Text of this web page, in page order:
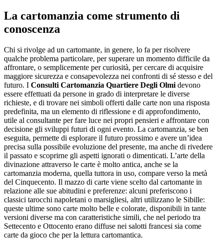
La cartomanzia come strumento di
conoscenza
Chi si rivolge ad un cartomante, in genere, lo fa per risolvere
qualche problema particolare, per superare un momento difficile da
affrontare, o semplicemente per curiosità, per cercare di acquisire
maggiore sicurezza e consapevolezza nei confronti di sé stesso e del
futuro. I Consulti Cartomanzia Quartiere Degli Olmi devono
essere effettuati da persone in grado di interpretare le diverse
richieste, e di trovare nei simboli offerti dalle carte non una risposta
predefinita, ma un elemento di riflessione e di approfondimento,
utile al consultante per fare luce nei propri pensieri e affrontare con
decisione gli sviluppi futuri di ogni evento. La cartomanzia, se ben
eseguita, permette di esplorare il futuro prossimo e avere un’idea
precisa sulla possibile evoluzione del presente, ma anche di rivedere
il passato e scoprirne gli aspetti ignorati o dimenticati. L’arte della
divinazione attraverso le carte è molto antica, anche se la
cartomanzia moderna, quella tuttora in uso, compare verso la metà
del Cinquecento. Il mazzo di carte viene scelto dal cartomante in
relazione alle sue abitudini e preferenze: alcuni preferiscono i
classici tarocchi napoletani o marsigliesi, altri utilizzano le Sibille:
queste ultime sono carte molto belle e colorate, disponibili in tante
versioni diverse ma con caratteristiche simili, che nel periodo tra
Settecento e Ottocento erano diffuse nei salotti francesi sia come
carte da gioco che per la lettura cartomantica.